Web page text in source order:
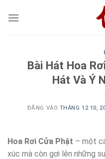
qua
Bài Hát Hoa
Hát Và Ý
ĐĂNG VÀO THÁNG 12 10,
Hoa Rơi Cửa Phật – một
xúc mà còn gợi lên những